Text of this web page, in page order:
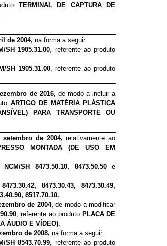
TERMINAL DE CAPTURA DE
de 2004,na forma a seguir:
SH 1905.31.00, referente ao produto
SH 1905.31.00, referente ao produto
de 2016, de modo a incluir a
ARTIGO DE MATÉRIA PLÁSTICA
PARA TRANSPORTE OU
setembro de 2004, relativamente ao
MONTADA (DE USO EM
NCM/SH 8473.50.10, 8473.50.50 e
8473.30.43, 8473.30.49,
8517.70.10.
de 2004, de modo a modificar
, referente ao produto PLACA DE
ÁUDIO E VÍDEO).
de 2008,na forma a seguir:
SH 8543.70.99, referente ao produto